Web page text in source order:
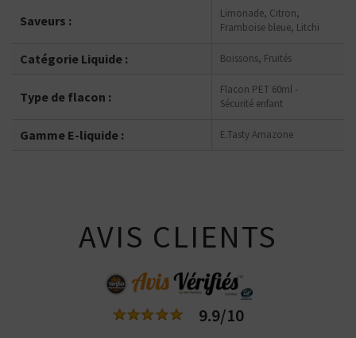
Saveurs :
Limonade, Citron,
Framboise bleue, Litchi
Catégorie Liquide : Boissons, Fruités
Type de flacon :
Flacon PET 60ml -
Sécurité enfant
Gamme E-liquide : E.Tasty Amazone
AVIS CLIENTS
9.9/10